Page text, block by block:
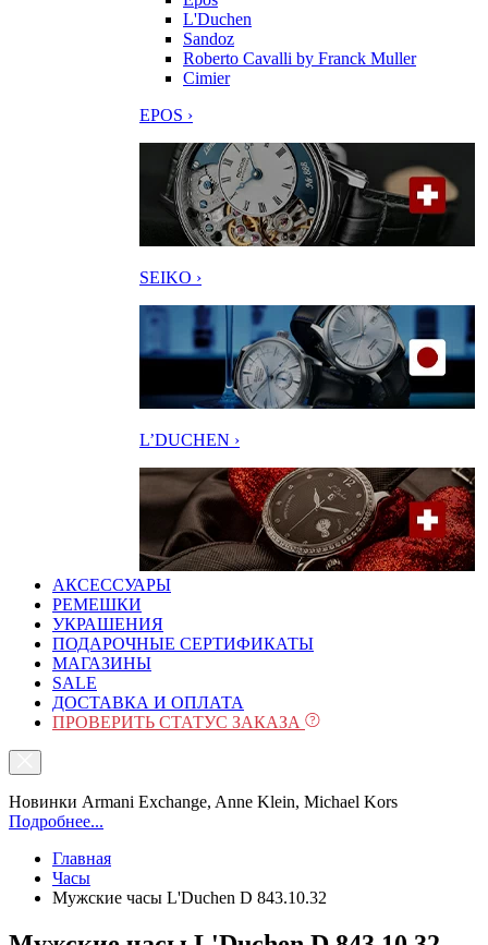
L'Duchen
Sandoz
Roberto Cavalli by Franck Muller
Cimier
EPOS ›
SEIKO ›
L’DUCHEN ›
АКСЕССУАРЫ
РЕМЕШКИ
УКРАШЕНИЯ
ПОДАРОЧНЫЕ СЕРТИФИКАТЫ
МАГАЗИНЫ
SALE
ДОСТАВКА И ОПЛАТА
ПРОВЕРИТЬ СТАТУС ЗАКАЗА
Новинки Armani Exchange, Anne Klein, Michael Kors
Подробнее...
Главная
Часы
Мужские часы L'Duchen D 843.10.32